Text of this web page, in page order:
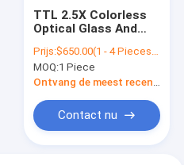
TTL 2.5X Colorless
Optical Glass And
Magnification
Customized Dental
Surgical Loupes
Prijs:$650.00(1 - 4 Pieces) $600.00(>=5 Pieces)
MOQ:1 Piece
Ontvang de meest recente Prijs
Contact nu